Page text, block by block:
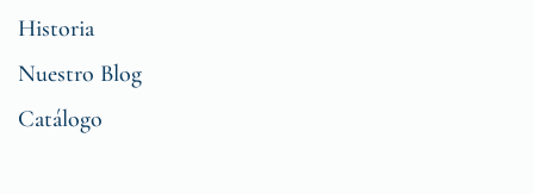
Historia
Nuestro Blog
Catálogo